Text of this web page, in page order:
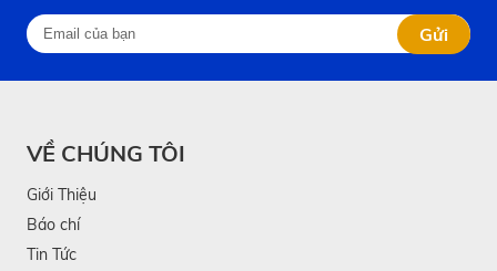
Gửi
VỀ CHÚNG TÔI
Giới Thiệu
Báo chí
Tin Tức